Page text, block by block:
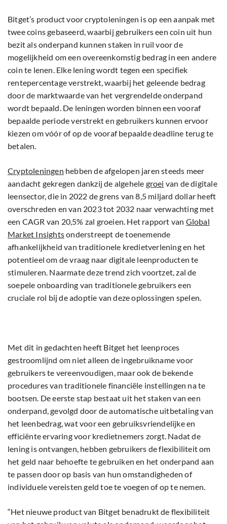
Bitget’s product voor cryptoleningen is op een aanpak met
twee coins gebaseerd, waarbij gebruikers een coin uit hun
bezit als onderpand kunnen staken in ruil voor de
mogelijkheid om een overeenkomstig bedrag in een andere
coin te lenen. Elke lening wordt tegen een specifiek
rentepercentage verstrekt, waarbij het geleende bedrag
door de marktwaarde van het vergrendelde onderpand
wordt bepaald. De leningen worden binnen een vooraf
bepaalde periode verstrekt en gebruikers kunnen ervoor
kiezen om vóór of op de vooraf bepaalde deadline terug te
betalen.
Cryptoleningen hebben de afgelopen jaren steeds meer
aandacht gekregen dankzij de algehele groei van de digitale
leensector, die in 2022 de grens van 8,5 miljard dollar heeft
overschreden en van 2023 tot 2032 naar verwachting met
een CAGR van 20,5% zal groeien. Het rapport van Global
Market Insightsonderstreept de toenemende
afhankelijkheid van traditionele kredietverlening en het
potentieel om de vraag naar digitale leenproducten te
stimuleren. Naarmate deze trend zich voortzet, zal de
soepele onboarding van traditionele gebruikers een
cruciale rol bij de adoptie van deze oplossingen spelen.
Met dit in gedachten heeft Bitget het leenproces
gestroomlijnd om niet alleen de ingebruikname voor
gebruikers te vereenvoudigen, maar ook de bekende
procedures van traditionele financiële instellingen na te
bootsen. De eerste stap bestaat uit het staken van een
onderpand, gevolgd door de automatische uitbetaling van
het leenbedrag, wat voor een gebruiksvriendelijke en
efficiënte ervaring voor kredietnemers zorgt. Nadat de
lening is ontvangen, hebben gebruikers de flexibiliteit om
het geld naar behoefte te gebruiken en het onderpand aan
te passen door op basis van hun omstandigheden of
individuele vereisten geld toe te voegen of op te nemen.
“Het nieuwe product van Bitget benadrukt de flexibiliteit